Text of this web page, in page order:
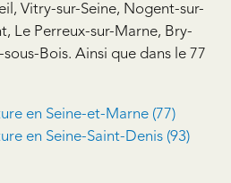
Vitry-sur-Seine, Nogent-sur-
Le Perreux-sur-Marne, Bry-
Bois. Ainsi que dans le 77
en Seine-et-Marne (77)
en Seine-Saint-Denis (93)